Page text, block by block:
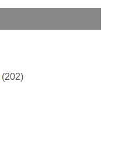
(202)